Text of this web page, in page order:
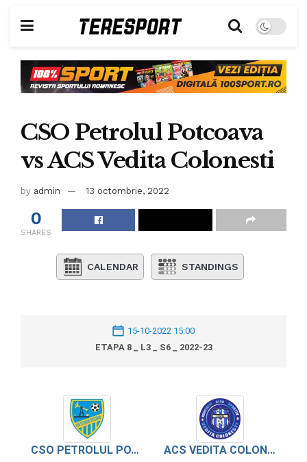
CSO Petrolul Potcoava
vs ACS Vedita Colonesti
by admin 13 octombrie, 2022
0
SHARES
CALENDAR STANDINGS
15-10-2022 15:00
ETAPA 8 _ L3 _ S6 _ 2022-23
CSO PETROLUL POTCOAVA ACS VEDITA COLONESTI